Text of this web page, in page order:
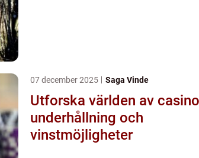
07 december 2025 Saga Vinde
Utforska världen av
underhållning och
vinstmöjligheter